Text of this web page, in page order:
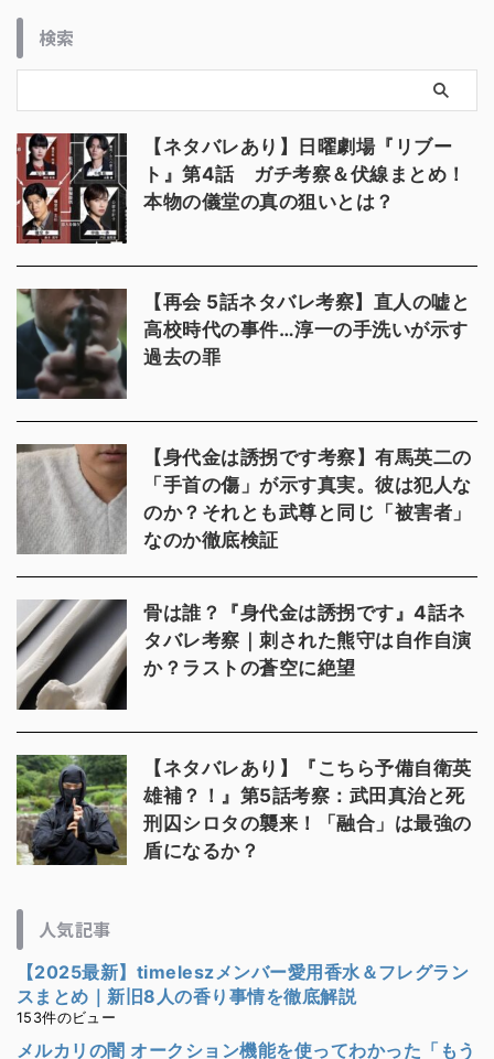
検索
【ネタバレあり】日曜劇場『リブー
ト』第4話 ガチ考察＆伏線まとめ！
本物の儀堂の真の狙いとは？
【再会 5話ネタバレ考察】直人の嘘と
高校時代の事件…淳一の手洗いが示す
過去の罪
【身代金は誘拐です考察】有馬英二の
「手首の傷」が示す真実。彼は犯人な
のか？それとも武尊と同じ「被害者」
なのか徹底検証
骨は誰？『身代金は誘拐です』4話ネ
タバレ考察｜刺された熊守は自作自演
か？ラストの蒼空に絶望
【ネタバレあり】『こちら予備自衛英
雄補？！』第5話考察：武田真治と死
刑囚シロタの襲来！「融合」は最強の
盾になるか？
人気記事
【2025最新】timeleszメンバー愛用香水＆フレグラン
スまとめ｜新旧8人の香り事情を徹底解説
153件のビュー
メルカリの闇 オークション機能を使ってわかった「もう